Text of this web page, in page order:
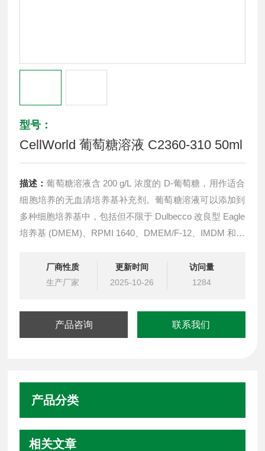
型号：
CellWorld 葡萄糖溶液 C2360-310 50ml
描述：葡萄糖溶液含 200 g/L 浓度的 D-葡萄糖，用作适合
细胞培养的无血清培养基补充剂。葡萄糖溶液可以添加到
多种细胞培养基中，包括但不限于 Dulbecco 改良型 Eagle
培养基 (DMEM)、RPMI 1640、DMEM/F-12、IMDM 和最
保存条件 保质期
2-8℃ 避光 12个月
厂商性质
生产厂家
更新时间
2025-10-26
访问量
1284
产品咨询 联系我们
产品分类
相关文章